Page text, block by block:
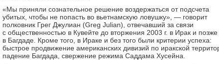
«Мы приняли сознательное решение воздержаться от подсчета
убитых, чтобы не попасть во вьетнамскую ловушку», — говорит
полковник Грег Джулиан (Greg Julian), отвечавший за связи
с общественностью в Кувейте до вторжения 2003 г. в Ирак и позже
в Багдаде. Кроме того, в Ираке и без того были критерии успеха:
быстрое продвижение американских дивизий по иракской
падение Багдада, свержение режима Саддама Хусейна.